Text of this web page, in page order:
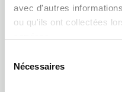
avec d'autres
ou qu'ils ont collectées
Nécessaires